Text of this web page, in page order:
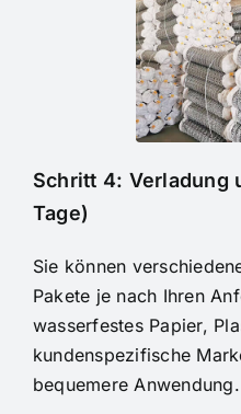
Schritt 4: Verladung
Tage)
Sie können
Pakete je nach Ihren
wasserfestes Papier,
kundenspezifische
bequemere Anwendung.